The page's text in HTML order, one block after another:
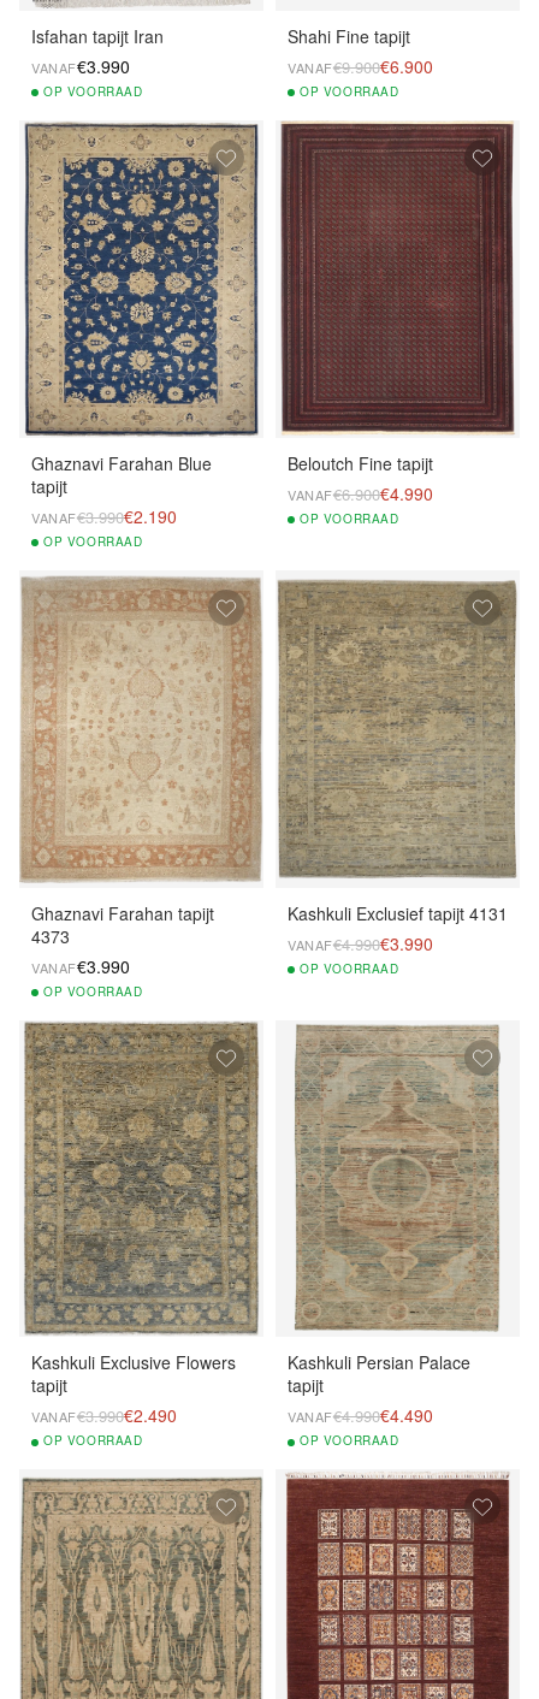
Isfahan tapijt Iran
VANAF€3.990
OP VOORRAAD
Shahi Fine tapijt
VANAF€9.900€6.900
OP VOORRAAD
Ghaznavi Farahan Blue
tapijt
VANAF€3.990€2.190
OP VOORRAAD
Beloutch Fine tapijt
VANAF€6.900€4.990
OP VOORRAAD
Ghaznavi Farahan tapijt
4373
VANAF€3.990
OP VOORRAAD
Kashkuli Exclusief tapijt 4131
VANAF€4.990€3.990
OP VOORRAAD
Kashkuli Exclusive Flowers
tapijt
VANAF€3.990€2.490
OP VOORRAAD
Kashkuli Persian Palace
tapijt
VANAF€4.990€4.490
OP VOORRAAD